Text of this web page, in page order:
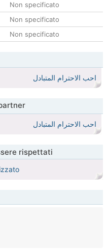
Non specificato
Non specificato
Non specificato
احب الاحترام المتبادل
احب الاحترام المتبادل
rispettati